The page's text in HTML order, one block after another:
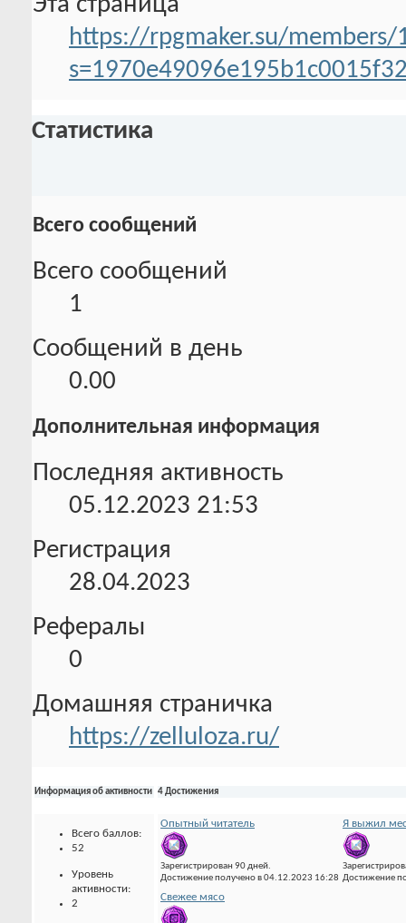
https://rpgmaker.su/
Статистика
Всего сообщений
Всего сообщений
1
Сообщений в день
0.00
Дополнительная информация
Последняя активность
05.12.2023 21:53
Регистрация
28.04.2023
Рефералы
0
Домашняя страничка
https://zelluloza.ru/
Информация об активности
Всего баллов:
52
Уровень
активности:
2
4 Достижения
Опытный читатель
Зарегистрирован 90 дней.
Достижение получено в 04.12.2023 16:28
Я выжил
Достижение
Свежее мясо